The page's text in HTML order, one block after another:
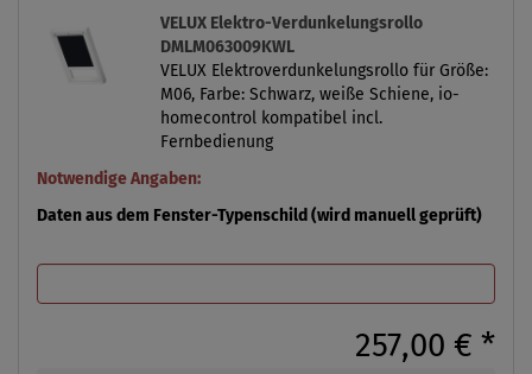
VELUX Elektro-Verdunkelungsrollo
DMLM063009KWL
VELUX Elektroverdunkelungsrollo für Größe:
M06, Farbe: Schwarz, weiße Schiene, io-
homecontrol kompatibel incl.
Fernbedienung
Notwendige Angaben:
Daten aus dem Fenster-Typenschild (wird manuell geprüft)
257,00 € *